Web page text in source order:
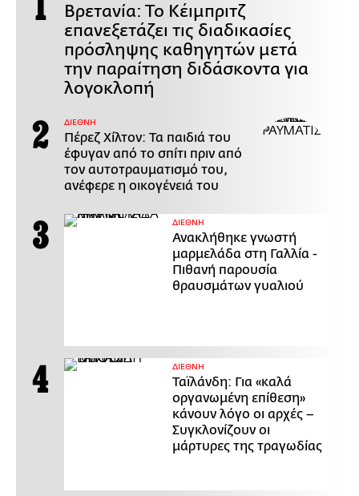
Βρετανία: Το Κέιμπριτζ
επανεξετάζει τις διαδικασίες
πρόσληψης καθηγητών μετά
την παραίτηση διδάσκοντα για
λογοκλοπή
ΔΙΕΘΝΗ
Πέρεζ Χίλτον: Τα παιδιά του
έφυγαν από το σπίτι πριν από
τον αυτοτραυματισμό του,
ανέφερε η οικογένειά του
ΔΙΕΘΝΗ
Ανακλήθηκε γνωστή
μαρμελάδα στη Γαλλία -
Πιθανή παρουσία
θραυσμάτων γυαλιού
ΔΙΕΘΝΗ
Ταϊλάνδη: Για «καλά
οργανωμένη επίθεση»
κάνουν λόγο οι αρχές –
Συγκλονίζουν οι
μάρτυρες της τραγωδίας